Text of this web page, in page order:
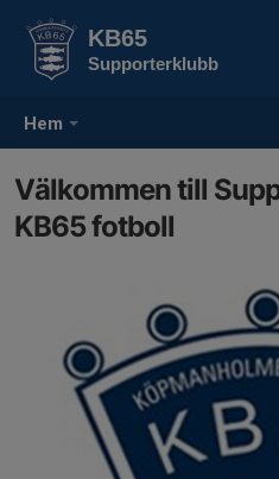
Hem
KB65
Supporterklubb
Välkommen till
KB65 fotboll